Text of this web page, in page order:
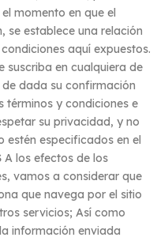
el momento en que el
se establece una relación
aquí expuestos.
suscriba en cualquiera de
dada su confirmación
términos y condiciones e
su privacidad, y no
estén especificados en el
A los efectos de los
vamos a considerar que
que navega por el sitio
servicios; Así como
información enviada